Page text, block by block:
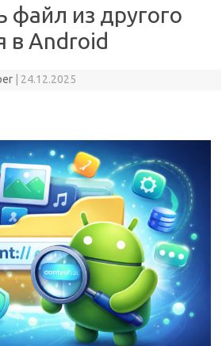
файл из другого
в Android
24.12.2025